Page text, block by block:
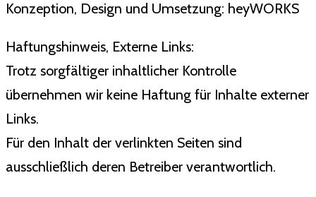
Konzeption, Design und Umsetzung: heyWORKS
Haftungshinweis, Externe Links:
Trotz sorgfältiger inhaltlicher Kontrolle
übernehmen wir keine Haftung für Inhalte externer
Links.
Für den Inhalt der verlinkten Seiten sind
ausschließlich deren Betreiber verantwortlich.